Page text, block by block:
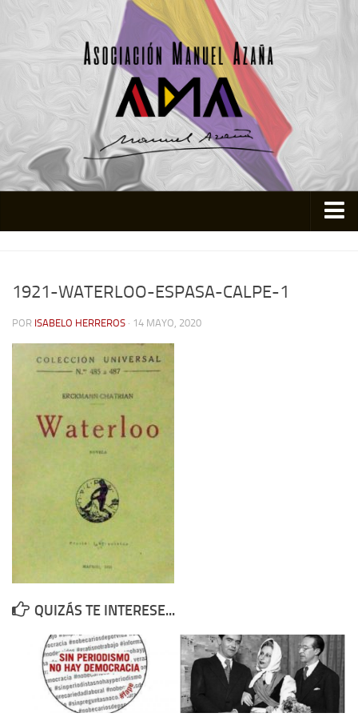
Actividades
Colabora
Memoria Histórica
Investigación previa de la represión en Talavera de la Reina (1937-
Informe Represión en Toledo 1936-1947 | Buscador
Informe de la fosa de abril de 1939 de Tembleque
Enciclopedia Republicana
Militantes históricos IR
Izquierda Republicana. Agrupaciones y Militantes (1934-1939)
Izquierda Republicana. Navarra
Izquierda Republicana. Galicia
Textos esenciales del republicanismo
1921-WATERLOO-ESPASA-CALPE-1
POR ISABELO HERREROS · 14 MAYO, 2020
QUIZÁS TE INTERESE...